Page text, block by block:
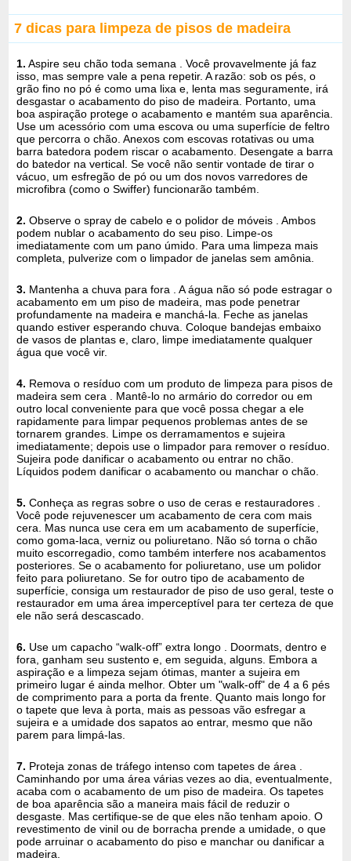
7 dicas para limpeza de pisos de madeira
1. Aspire seu chão toda semana . Você provavelmente já faz
isso, mas sempre vale a pena repetir. A razão: sob os pés, o
grão fino no pó é como uma lixa e, lenta mas seguramente, irá
desgastar o acabamento do piso de madeira. Portanto, uma
boa aspiração protege o acabamento e mantém sua aparência.
Use um acessório com uma escova ou uma superfície de feltro
que percorra o chão. Anexos com escovas rotativas ou uma
barra batedora podem riscar o acabamento. Desengate a barra
do batedor na vertical. Se você não sentir vontade de tirar o
vácuo, um esfregão de pó ou um dos novos varredores de
microfibra (como o Swiffer) funcionarão também.
2. Observe o spray de cabelo e o polidor de móveis . Ambos
podem nublar o acabamento do seu piso. Limpe-os
imediatamente com um pano úmido. Para uma limpeza mais
completa, pulverize com o limpador de janelas sem amônia.
3. Mantenha a chuva para fora . A água não só pode estragar o
acabamento em um piso de madeira, mas pode penetrar
profundamente na madeira e manchá-la. Feche as janelas
quando estiver esperando chuva. Coloque bandejas embaixo
de vasos de plantas e, claro, limpe imediatamente qualquer
água que você vir.
4. Remova o resíduo com um produto de limpeza para pisos de
madeira sem cera . Mantê-lo no armário do corredor ou em
outro local conveniente para que você possa chegar a ele
rapidamente para limpar pequenos problemas antes de se
tornarem grandes. Limpe os derramamentos e sujeira
imediatamente; depois use o limpador para remover o resíduo.
Sujeira pode danificar o acabamento ou entrar no chão.
Líquidos podem danificar o acabamento ou manchar o chão.
5. Conheça as regras sobre o uso de ceras e restauradores .
Você pode rejuvenescer um acabamento de cera com mais
cera. Mas nunca use cera em um acabamento de superfície,
como goma-laca, verniz ou poliuretano. Não só torna o chão
muito escorregadio, como também interfere nos acabamentos
posteriores. Se o acabamento for poliuretano, use um polidor
feito para poliuretano. Se for outro tipo de acabamento de
superfície, consiga um restaurador de piso de uso geral, teste o
restaurador em uma área imperceptível para ter certeza de que
ele não será descascado.
6. Use um capacho “walk-off” extra longo . Doormats, dentro e
fora, ganham seu sustento e, em seguida, alguns. Embora a
aspiração e a limpeza sejam ótimas, manter a sujeira em
primeiro lugar é ainda melhor. Obter um "walk-off" de 4 a 6 pés
de comprimento para a porta da frente. Quanto mais longo for
o tapete que leva à porta, mais as pessoas vão esfregar a
sujeira e a umidade dos sapatos ao entrar, mesmo que não
parem para limpá-las.
7. Proteja zonas de tráfego intenso com tapetes de área .
Caminhando por uma área várias vezes ao dia, eventualmente,
acaba com o acabamento de um piso de madeira. Os tapetes
de boa aparência são a maneira mais fácil de reduzir o
desgaste. Mas certifique-se de que eles não tenham apoio. O
revestimento de vinil ou de borracha prende a umidade, o que
pode arruinar o acabamento do piso e manchar ou danificar a
madeira.